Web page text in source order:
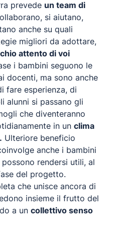
prevede un team di
si aiutano,
anche su quali
migliori da adottare,
attento di voi
i bambini seguono le
docenti, ma sono anche
fare esperienza, di
alunni si passano gli
che diventeranno
in un clima
Ulteriore beneficio
anche i bambini
rendersi utili, al
del progetto.
che unisce ancora di
insieme il frutto del
a un collettivo senso